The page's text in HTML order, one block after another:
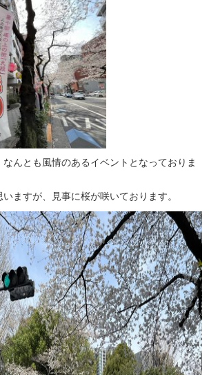
なんとも風情のあるイベントとなっておりま
ますが、見事に桜が咲いております。